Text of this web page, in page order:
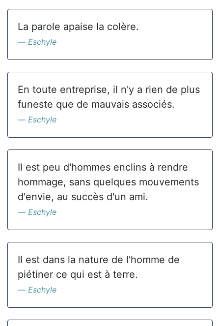
La parole apaise la colère.
Eschyle
En toute entreprise, il n'y a rien de plus
funeste que de mauvais associés.
Eschyle
Il est peu d'hommes enclins à rendre
hommage, sans quelques mouvements
d'envie, au succès d'un ami.
Eschyle
Il est dans la nature de l'homme de
piétiner ce qui est à terre.
Eschyle